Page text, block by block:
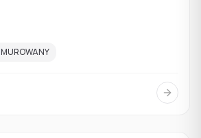
MUROWANY